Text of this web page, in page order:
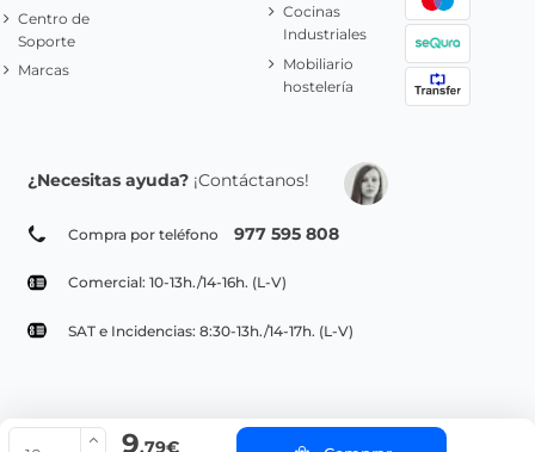
9,79€
Centro de
Soporte
Marcas
Cocinas
Industriales
Mobiliario
hostelería
¿Necesitas ayuda? ¡Contáctanos!
Compra por teléfono 977 595 808
Comercial: 10-13h./14-16h. (L-V)
SAT e Incidencias: 8:30-13h./14-17h. (L-V)
© Copyright 2022 PepeBar.com |
Aviso legal y